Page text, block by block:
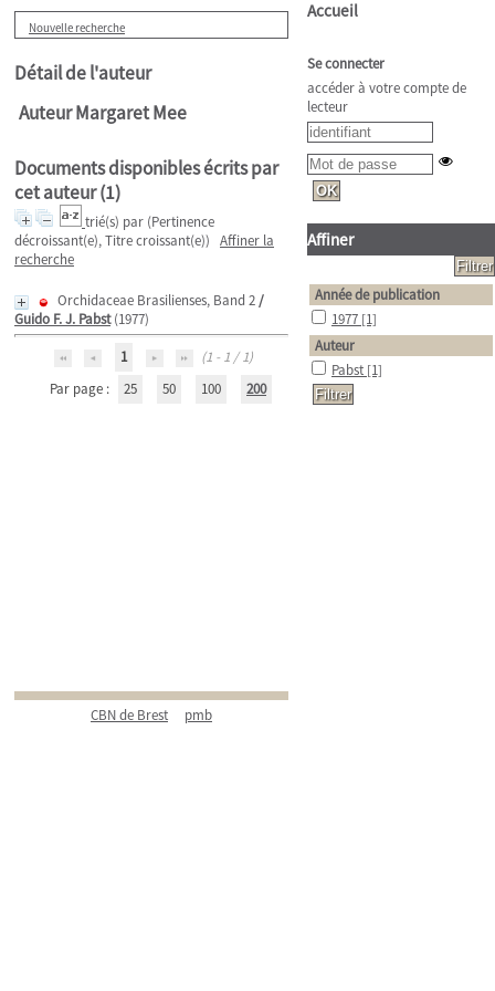
Nouvelle recherche
Détail de l'auteur
Auteur Margaret Mee
Documents disponibles écrits par
cet auteur (1)
trié(s) par (Pertinence
décroissant(e), Titre croissant(e)) Affiner la
recherche
Orchidaceae Brasilienses, Band 2/
Guido F. J. Pabst(1977)
1
(1 - 1 / 1)
Par page :
25 50 100 200
CBN de Brest pmb
Accueil
Se connecter
accéder à votre compte de
lecteur
Affiner
Année de publication
1977 [1]
Auteur
Pabst [1]